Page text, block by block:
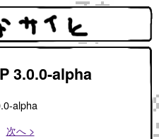
3.0.0-alpha
alpha
次へ >